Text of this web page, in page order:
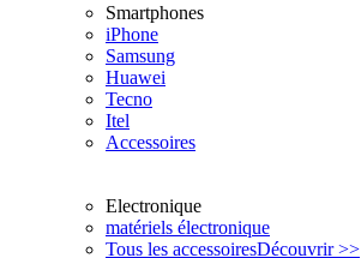
Smartphones
iPhone
Samsung
Huawei
Tecno
Itel
Accessoires
Electronique
matériels électronique
Tous les accessoiresDécouvrir >>